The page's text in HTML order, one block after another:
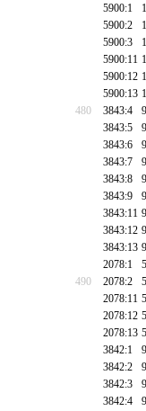
5900:1
5900:2
5900:3
5900:11
5900:12
5900:13
480
3843:4
3843:5
3843:6
3843:7
3843:8
3843:9
3843:11
3843:12
3843:13
2078:1
490
2078:2
2078:11
2078:12
2078:13
3842:1
3842:2
3842:3
3842:4